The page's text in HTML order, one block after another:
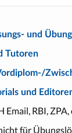
und
Tutoren
und
Email, RBI, ZPA,
für